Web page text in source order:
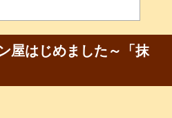
屋はじめました～「抹